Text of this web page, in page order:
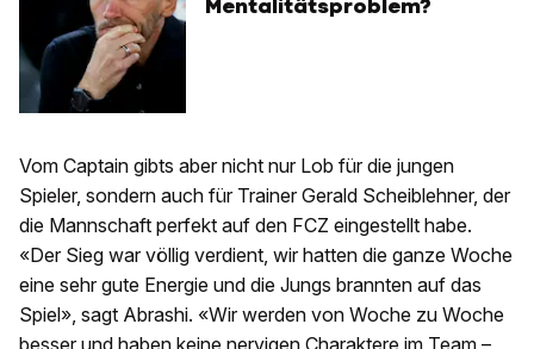
Mentalitätsproblem?
Vom Captain gibts aber nicht nur Lob für die jungen
Spieler, sondern auch für Trainer Gerald Scheiblehner, der
die Mannschaft perfekt auf den FCZ eingestellt habe.
«Der Sieg war völlig verdient, wir hatten die ganze Woche
eine sehr gute Energie und die Jungs brannten auf das
Spiel», sagt Abrashi. «Wir werden von Woche zu Woche
besser und haben keine nervigen Charaktere im Team –